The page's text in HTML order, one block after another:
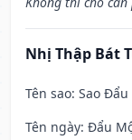
Nhị Thập Bát
Tên sao: Sao Đẩu
Tên ngày: Đẩu